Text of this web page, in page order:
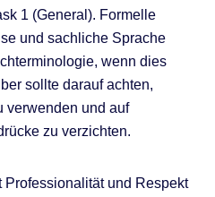
1 (General). Formelle
und sachliche Sprache
wenn dies
sollte darauf achten,
verwenden und auf
zu verzichten.
Professionalität und Respekt